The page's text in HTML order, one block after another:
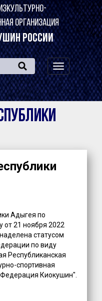
ОРГАНИЗАЦИЯ
РОССИИ
навигация
по
сайту
Адыгея по
от 21 ноября 2022
статусом
по виду
Республиканская
спортивная
Киокушин".